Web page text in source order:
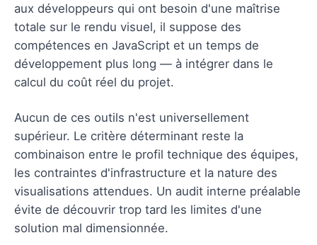
aux développeurs qui ont besoin d'une maîtrise
totale sur le rendu visuel, il suppose des
compétences en JavaScript et un temps de
développement plus long — à intégrer dans le
calcul du coût réel du projet.
Aucun de ces outils n'est universellement
supérieur. Le critère déterminant reste la
combinaison entre le profil technique des équipes,
les contraintes d'infrastructure et la nature des
visualisations attendues. Un audit interne préalable
évite de découvrir trop tard les limites d'une
solution mal dimensionnée.